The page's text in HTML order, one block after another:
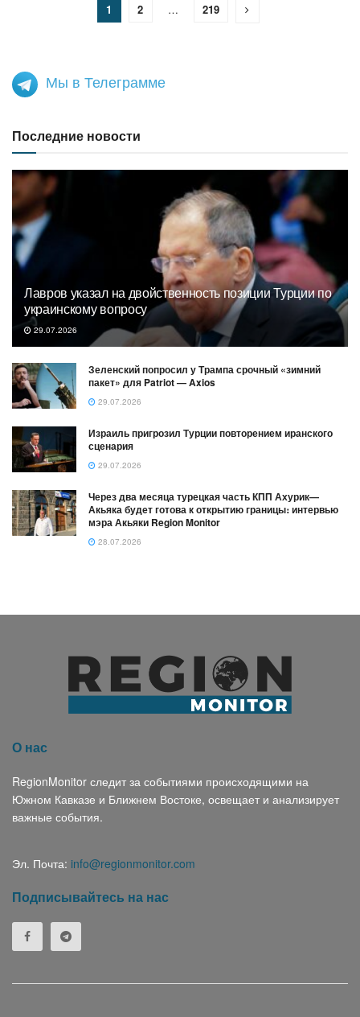
1 2 … 219
Мы в Телеграмме
Последние новости
Лавров указал на двойственность позиции Турции по
украинскому вопросу
29.07.2026
Зеленский попросил у Трампа срочный «зимний
пакет» для Patriot — Axios
29.07.2026
Израиль пригрозил Турции повторением иранского
сценария
29.07.2026
Через два месяца турецкая часть КПП Ахурик—
Акьяка будет готова к открытию границы։ интервью
мэра Акьяки Region Monitor
28.07.2026
О нас
RegionMonitor следит за событиями происходящими на
Южном Кавказе и Ближнем Востоке, освещает и анализирует
важные события.
Эл. Почта: info@regionmonitor.com
Подписывайтесь на нас